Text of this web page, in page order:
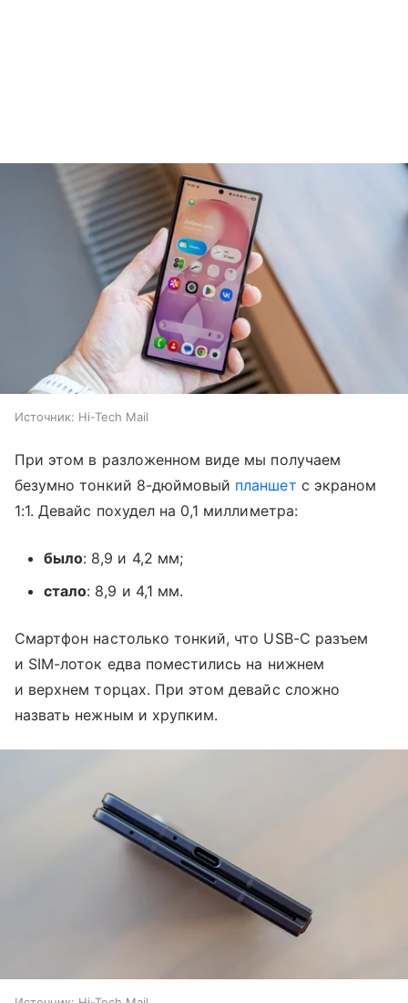
Источник: Hi-Tech Mail
При этом в разложенном виде мы получаем
безумно тонкий 8-дюймовый планшет с экраном
1:1. Девайс похудел на 0,1 миллиметра:
было: 8,9 и 4,2 мм;
стало: 8,9 и 4,1 мм.
Смартфон настолько тонкий, что USB-C разъем
и SIM-лоток едва поместились на нижнем
и верхнем торцах. При этом девайс сложно
назвать нежным и хрупким.